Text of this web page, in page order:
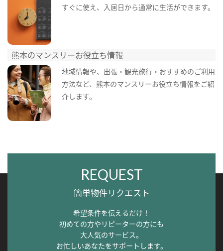
すぐに使え、入居日から通常に生活ができます。
熊本のマンスリーお役立ち情報
地域情報や、出張・観光旅行・おすすめのご利用
方法など、熊本のマンスリーお役立ち情報をご紹
介します。
REQUEST
簡単物件リクエスト
希望条件を伝えるだけ！
初めての方やリピーターの方にも
大人気のサービス。
お忙しいあなたをサポートします。